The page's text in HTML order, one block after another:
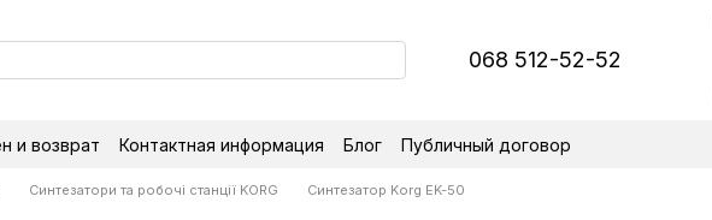
068 512-52-52
и возврат Контактная информация Блог Публичный договор
Синтезатори та робочі станції KORG Синтезатор Korg EK-50